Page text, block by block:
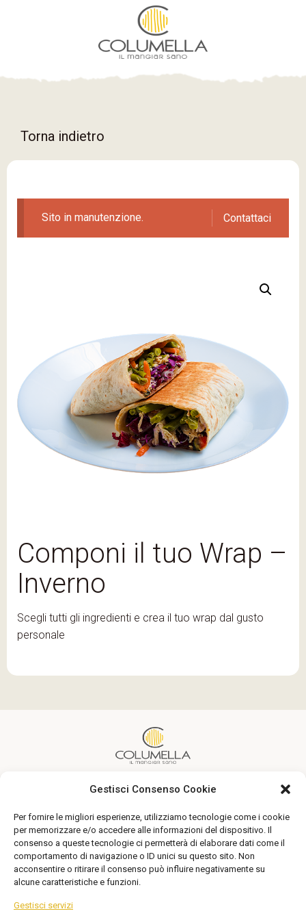
Gestisci Consenso Cookie
Per fornire le migliori esperienze, utilizziamo tecnologie come i cookie
per memorizzare e/o accedere alle informazioni del dispositivo. Il
consenso a queste tecnologie ci permetterà di elaborare dati come il
comportamento di navigazione o ID unici su questo sito. Non
acconsentire o ritirare il consenso può influire negativamente su
alcune caratteristiche e funzioni.
Gestisci servizi
Torna indietro
Contattaci
Sito in manutenzione.
Componi il tuo Wrap –
Inverno
Scegli tutti gli ingredienti e crea il tuo wrap dal gusto
personale
Un’alimentazione sana alla portata di tutti
Seguici